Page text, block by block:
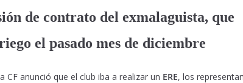
de contrato del exmalaguista, que
el pasado mes de diciembre
CF anunció que el club iba a realizar un ERE, los